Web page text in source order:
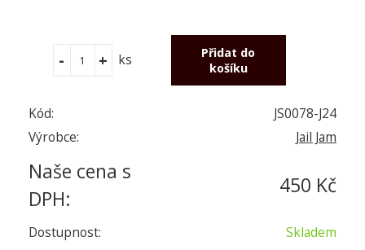
ks
Kód:
JS0078-J24
Výrobce:
Jail Jam
Naše cena s
DPH:
450 Kč
Dostupnost: Skladem